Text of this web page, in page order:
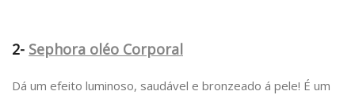
2- Sephora oléo Corporal
Dá um efeito luminoso, saudável e bronzeado á pele! É um